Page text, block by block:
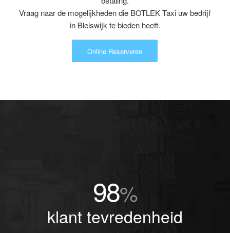
Vraag naar de mogelijkheden die BOTLEK Taxi uw bedrijf
in Bleiswijk te bieden heeft.
Online Reserveren
98%
klant tevredenheid